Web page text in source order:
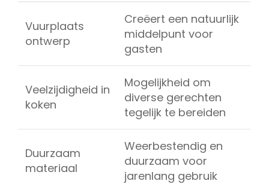
Vuurplaats
ontwerp
Creëert een natuurlijk
middelpunt voor
gasten
Veelzijdigheid in
koken
Mogelijkheid om
diverse gerechten
tegelijk te bereiden
Duurzaam
materiaal
Weerbestendig en
duurzaam voor
jarenlang gebruik